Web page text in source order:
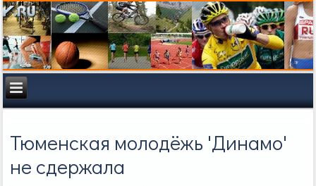
Тюменская молодёжь 'Динамо'
не сдержала